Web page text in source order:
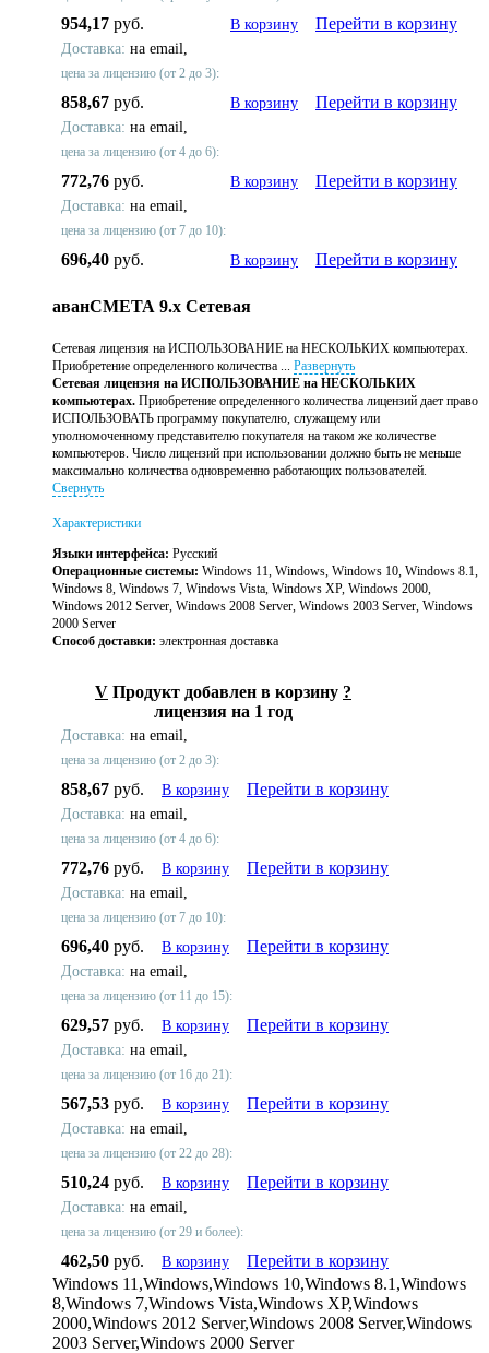
954,17 руб. В корзину Перейти в корзину
Доставка: на email,
цена за лицензию (от 2 до 3):
858,67 руб. В корзину Перейти в корзину
Доставка: на email,
цена за лицензию (от 4 до 6):
772,76 руб. В корзину Перейти в корзину
Доставка: на email,
цена за лицензию (от 7 до 10):
696,40 руб. В корзину Перейти в корзину
аванСМЕТА 9.x Сетевая
Сетевая лицензия на ИСПОЛЬЗОВАНИЕ на НЕСКОЛЬКИХ компьютерах.
Приобретение определенного количества ... Развернуть
Сетевая лицензия на ИСПОЛЬЗОВАНИЕ на НЕСКОЛЬКИХ
компьютерах. Приобретение определенного количества лицензий дает право
ИСПОЛЬЗОВАТЬ программу покупателю, служащему или
уполномоченному представителю покупателя на таком же количестве
компьютеров. Число лицензий при использовании должно быть не меньше
максимально количества одновременно работающих пользователей.
Свернуть
Характеристики
Языки интерфейса: Русский
Операционные системы: Windows 11, Windows, Windows 10, Windows 8.1,
Windows 8, Windows 7, Windows Vista, Windows XP, Windows 2000,
Windows 2012 Server, Windows 2008 Server, Windows 2003 Server, Windows
2000 Server
Способ доставки: электронная доставка
V Продукт добавлен в корзину ?
лицензия на 1 год
Доставка: на email,
цена за лицензию (от 2 до 3):
858,67 руб. В корзину Перейти в корзину
Доставка: на email,
цена за лицензию (от 4 до 6):
772,76 руб. В корзину Перейти в корзину
Доставка: на email,
цена за лицензию (от 7 до 10):
696,40 руб. В корзину Перейти в корзину
Доставка: на email,
цена за лицензию (от 11 до 15):
629,57 руб. В корзину Перейти в корзину
Доставка: на email,
цена за лицензию (от 16 до 21):
567,53 руб. В корзину Перейти в корзину
Доставка: на email,
цена за лицензию (от 22 до 28):
510,24 руб. В корзину Перейти в корзину
Доставка: на email,
цена за лицензию (от 29 и более):
462,50 руб. В корзину
Перейти в корзину
Windows 11,Windows,Windows 10,Windows 8.1,Windows
8,Windows 7,Windows Vista,Windows XP,Windows
2000,Windows 2012 Server,Windows 2008 Server,Windows
2003 Server,Windows 2000 Server